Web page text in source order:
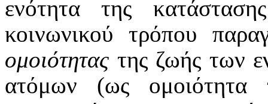
ενότητα της
κοινωνικού τρόπου
ομοιότητας της ζωής των
ατόμων (ως ομοιότητα